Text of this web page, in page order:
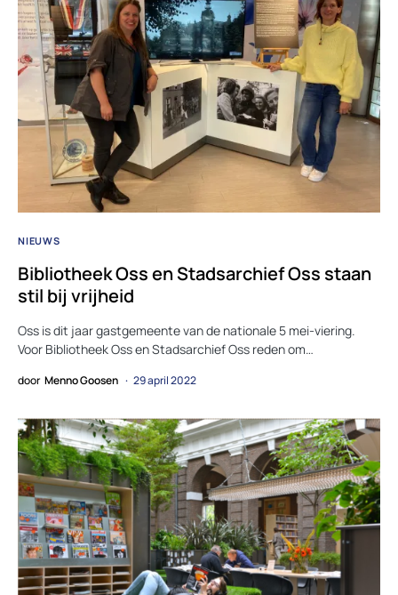
NIEUWS
Bibliotheek Oss en Stadsarchief Oss staan
stil bij vrijheid
Oss is dit jaar gastgemeente van de nationale 5 mei-viering.
Voor Bibliotheek Oss en Stadsarchief Oss reden om…
door Menno Goosen 29 april 2022